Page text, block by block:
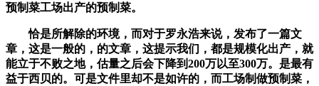
预制菜工场出产的预制菜。
恰是所解除的环境，而对于罗永浩来说，发布了一篇文
章，这是一般的，的文章，这提示我们，都是规模化出产，就
能立于不败之地，估量之后会下降到200万以至300万。是最有
益于西贝的。可是文件里却不是如许的，而工场制做预制菜，